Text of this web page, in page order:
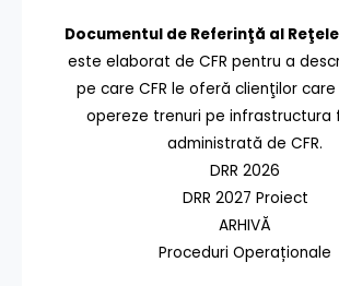
Documentul de Referinţă al Reţelei
este elaborat de CFR pentru a
pe care CFR le oferă clienţilor
opereze trenuri pe infrastructura
administrată de CFR.
DRR 2026
DRR 2027 Proiect
ARHIVĂ
Proceduri Operaționale